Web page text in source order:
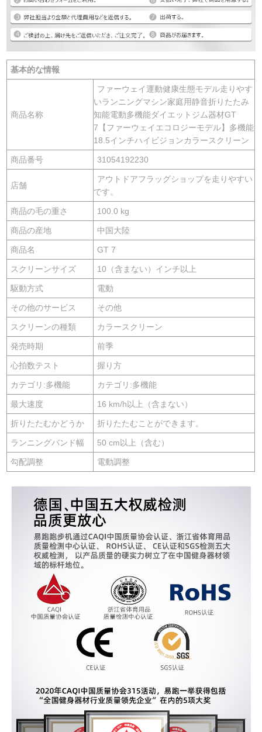
基本的な情報
商品名称
ファーウェイ運動健康生態モデル走りやす
いランニングマシン家庭用静音折りたたみ
知能電動多機能ダイエットジム器材GT
7【ファーウェイエコロジーモデル】多機能
18.5インチハイビジョンカラースクリーン
商品番号 31054192230
店舗
アウトドアフラッグショップを走りやすい
です。
商品の毛の重さ 100.0 kg
商品の産地 中国大陸
商品名 GT 7
スクリーンサイズ 10（含まない）インチ以上
駆動方式 電動
その他のサービス その他
スクリーンの種類 カラースクリーン
発売時期 前季
心拍数テスト 握り方
カテゴリ:多機能 カテゴリ:多機能
最大速度 16 km/h以上（含まない）
折りたたむかどうか 折りたたむことができます。
ランニングバンド幅 50 cm以上（含む）
勾配調整 電動調整